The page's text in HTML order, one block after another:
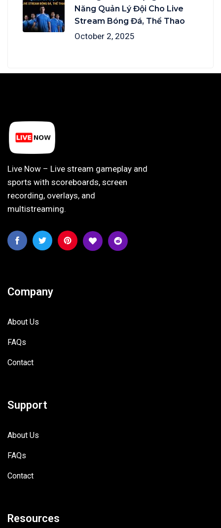
Năng Quản Lý Đội Cho Live
Stream Bóng Đá, Thể Thao
October 2, 2025
Live Now – Live stream gameplay and
sports with scoreboards, screen
recording, overlays, and
multistreaming.
Company
About Us
FAQs
Contact
Support
About Us
FAQs
Contact
Resources